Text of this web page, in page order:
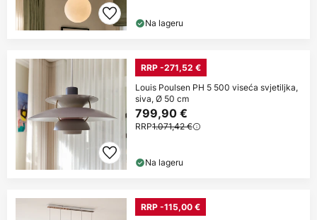
Na lageru
RRP -271,52 €
Louis Poulsen PH 5 500 viseća svjetiljka,
siva, Ø 50 cm
799,90 €
RRP1.071,42 €
Na lageru
RRP -115,00 €